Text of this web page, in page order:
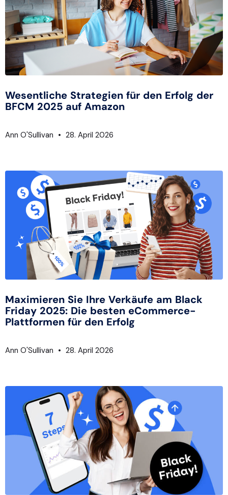
Wesentliche Strategien für den Erfolg der
BFCM 2025 auf Amazon
Ann O'Sullivan 28. April 2026
Maximieren Sie Ihre Verkäufe am Black
Friday 2025: Die besten eCommerce-
Plattformen für den Erfolg
Ann O'Sullivan 28. April 2026